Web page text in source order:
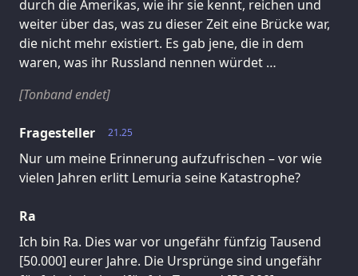
durch die Amerikas, wie ihr sie kennt, reichen und
weiter über das, was zu dieser Zeit eine Brücke war,
die nicht mehr existiert. Es gab jene, die in dem
waren, was ihr Russland nennen würdet …
[Tonband endet]
21.25
Fragesteller
Nur um meine Erinnerung aufzufrischen – vor wie
vielen Jahren erlitt Lemuria seine Katastrophe?
Ra
Ich bin Ra. Dies war vor ungefähr fünfzig Tausend
[50.000] eurer Jahre. Die Ursprünge sind ungefähr